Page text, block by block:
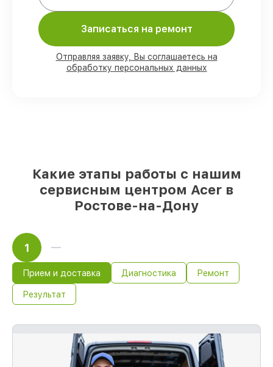
Мы гарантируем:
80%
ремонтов закрываем в присутствии
клиента
90%деталей Acer готовы к установке в
Записаться на ремонт
Отправляя заявку, Вы соглашаетесь на
обработку персональных данных
Какие этапы работы с нашим
сервисным центром Acer в
Ростове-на-Дону
1
Прием и доставка Диагностика Ремонт
Результат